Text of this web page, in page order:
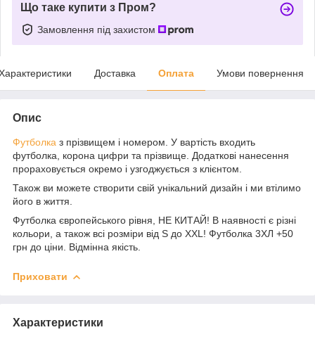
Що таке купити з Пром?
Замовлення під захистом
Доставка Оплата Умови повернення
Опис
Футболка з прізвищем і номером. У вартість входить
футболка, корона цифри та прізвище. Додаткові нанесення
прораховується окремо і узгоджується з клієнтом.
Також ви можете створити свій унікальний дизайн і ми втілимо
його в життя.
Футболка європейського рівня, НЕ КИТАЙ! В наявності є різні
кольори, а також всі розміри від S до XXL! Футболка 3ХЛ +50
грн до ціни. Відмінна якість.
Приховати
Характеристики